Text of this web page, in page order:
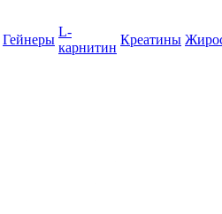
Гейнеры
L-
карнитин
Креатины